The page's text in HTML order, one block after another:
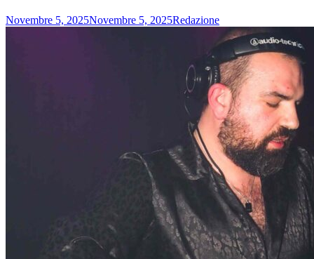
Novembre 5, 2025Novembre 5, 2025Redazione